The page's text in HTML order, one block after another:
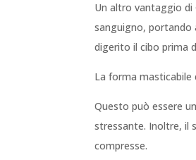
Un altro vantaggio di
sanguigno, portando
digerito il cibo prima
La forma masticabile
Questo può essere
stressante. Inoltre, il
compresse.